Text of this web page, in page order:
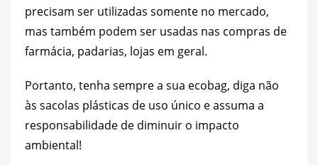
precisam ser utilizadas somente no mercado,
mas também podem ser usadas nas compras de
farmácia, padarias, lojas em geral.
Portanto, tenha sempre a sua ecobag, diga não
às sacolas plásticas de uso único e assuma a
responsabilidade de diminuir o impacto
ambiental!